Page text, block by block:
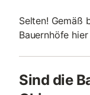
Selten! Gemäß
Bauernhöfe
Sind die